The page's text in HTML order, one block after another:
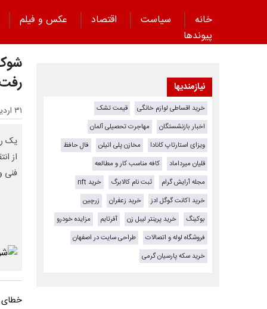
خانه سیاست اقتصاد
عکس و فیلم
پیوند‌ها
۳۱ اردیبهشت ۱۴۰۵ - ۰۸:۳۰
یک
از
فنی
خطای
نیازمندیها
خرید اقساطی لوازم خانگی
قیمت تشک
اخبار بازنشستگان
مهاجرت تحصیلی آلمان
ویزای استارتاپ کانادا
مخازن پلی اتیلن
فال حافظ
قلیان میرداماد
کافه مناسب کار و مطالعه
مجله آرایش گرام
ثبت نام کالابرگ
خرید nft
خرید اکانت گوگل ادز
خرید زعفران
زرچین
بوکینگ
خرید پرینتر لیبل زن آفرتایم
مزایده خودرو
فروشگاه لوله و اتصالات
طراحی سایت در اصفهان
خرید سکه پارسیان گرمی